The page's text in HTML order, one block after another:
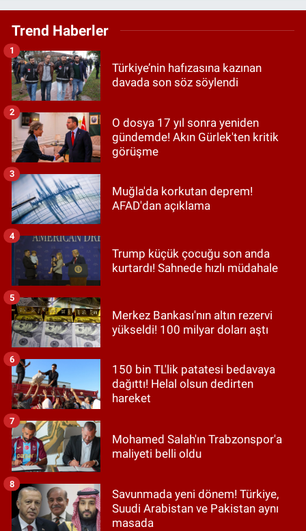
Trend Haberler
Türkiye’nin hafızasına kazınan
davada son söz söylendi
1
O dosya 17 yıl sonra yeniden
gündemde! Akın Gürlek'ten kritik
görüşme
2
Muğla'da korkutan deprem!
AFAD'dan açıklama
3
Trump küçük çocuğu son anda
kurtardı! Sahnede hızlı müdahale
4
Merkez Bankası'nın altın rezervi
yükseldi! 100 milyar doları aştı
5
150 bin TL'lik patatesi bedavaya
dağıttı! Helal olsun dedirten
hareket
6
Mohamed Salah'ın Trabzonspor'a
maliyeti belli oldu
7
Savunmada yeni dönem! Türkiye,
Suudi Arabistan ve Pakistan aynı
masada
8